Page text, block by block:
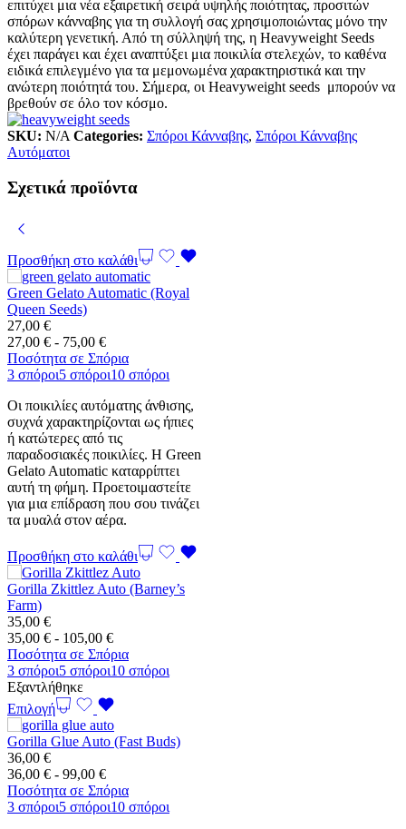
επιτύχει μια νέα εξαιρετική σειρά υψηλής ποιότητας, προσιτών
σπόρων κάνναβης για τη συλλογή σας χρησιμοποιώντας μόνο την
καλύτερη γενετική. Από τη σύλληψή της, η Heavyweight Seeds
έχει παράγει και έχει αναπτύξει μια ποικιλία στελεχών, το καθένα
ειδικά επιλεγμένο για τα μεμονωμένα χαρακτηριστικά και την
ανώτερη ποιότητά του. Σήμερα, οι Heavyweight seeds μπορούν να
βρεθούν σε όλο τον κόσμο.
SKU: N/A Categories: Σπόροι Κάνναβης, Σπόροι Κάνναβης
Αυτόματοι
Σχετικά προϊόντα
Προσθήκη στο καλάθι
Green Gelato Automatic (Royal
Queen Seeds)
27,00 €
27,00 € - 75,00 €Εύρος
τιμών:
27,00 €
75,00 €
Ποσότητα σε Σπόρια
3 σπόροι5 σπόροι10 σπόροι
Οι ποικιλίες αυτόματης άνθισης,
συχνά χαρακτηρίζονται ως ήπιες
ή κατώτερες από τις
παραδοσιακές ποικιλίες. Η Green
Gelato Automatic καταρρίπτει
αυτή τη φήμη. Προετοιμαστείτε
για μια επίδραση που σου τινάζει
τα μυαλά στον αέρα.
Προσθήκη στο καλάθι
Gorilla Zkittlez Auto (Barney’s
Farm)
35,00 €
35,00 € - 105,00 €Εύρος
τιμών:
35,00 €
105,00 €
Ποσότητα σε Σπόρια
3 σπόροι5 σπόροι10 σπόροι
Εξαντλήθηκε
Επιλογή
Gorilla Glue Auto (Fast Buds)
36,00 €
36,00 € - 99,00 €Εύρος
τιμών:
36,00 €
Ποσότητα σε Σπόρια
3 σπόροι5 σπόροι10 σπόροι